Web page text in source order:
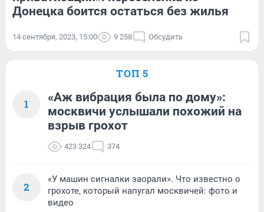
Донецка боится остаться без жилья
14 сентября, 2023, 15:00 9 258 Обсудить
ТОП 5
1
«Аж вибрация была по дому»:
москвичи услышали похожий на
взрыв грохот
423 324 374
2
«У машин сигналки заорали». Что известно о
грохоте, который напугал москвичей: фото и
видео